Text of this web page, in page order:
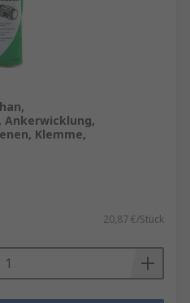
Klemme,
20,87 €/Stück